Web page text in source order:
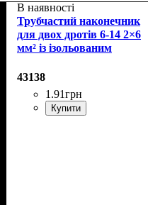
В наявності
Трубчастий наконечник
для двох дротів 6-14 2×6
мм² із ізольованим
43138
1 .91грн
Купити